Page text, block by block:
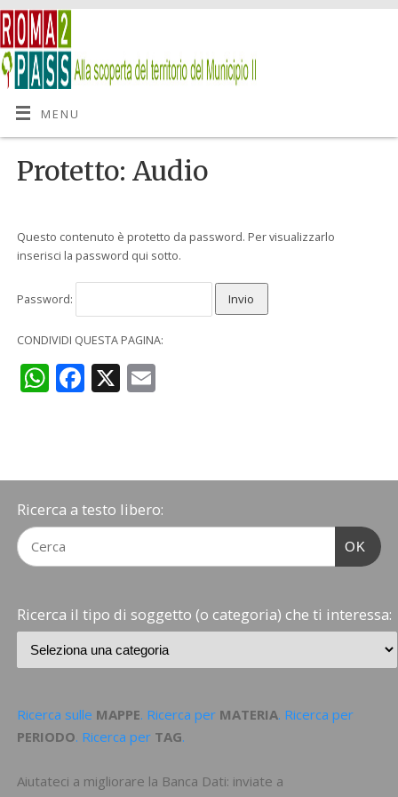
MENU
Protetto: Audio
Questo contenuto è protetto da password. Per visualizzarlo
inserisci la password qui sotto.
Password:
CONDIVIDI QUESTA PAGINA:
WhatsApp
Facebook
X Email
Ricerca a testo libero:
OK
Ricerca il tipo di soggetto (o categoria) che ti interessa:
Ricerca sulle MAPPE. Ricerca per MATERIA. Ricerca per
PERIODO. Ricerca per TAG.
Aiutateci a migliorare la Banca Dati: inviate a